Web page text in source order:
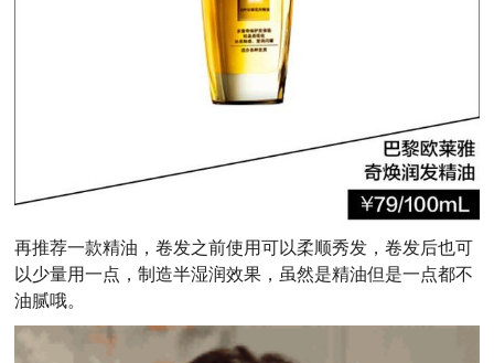
再推荐一款精油，卷发之前使用可以柔顺秀发，卷发后也可
以少量用一点，制造半湿润效果，虽然是精油但是一点都不
油腻哦。